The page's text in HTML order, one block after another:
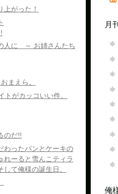
がった！
人に ～ お姉さんたち
まえら。
がカッコいい件。
のだ!!
わったパンとケーキの
ーると雪んこティラ
て俺様の誕生日。
月
俺